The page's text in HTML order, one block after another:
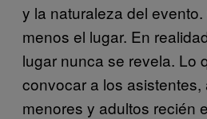
y la naturaleza del
menos el lugar. En
lugar nunca se revela. Lo
convocar a los asistentes,
menores y adultos recién